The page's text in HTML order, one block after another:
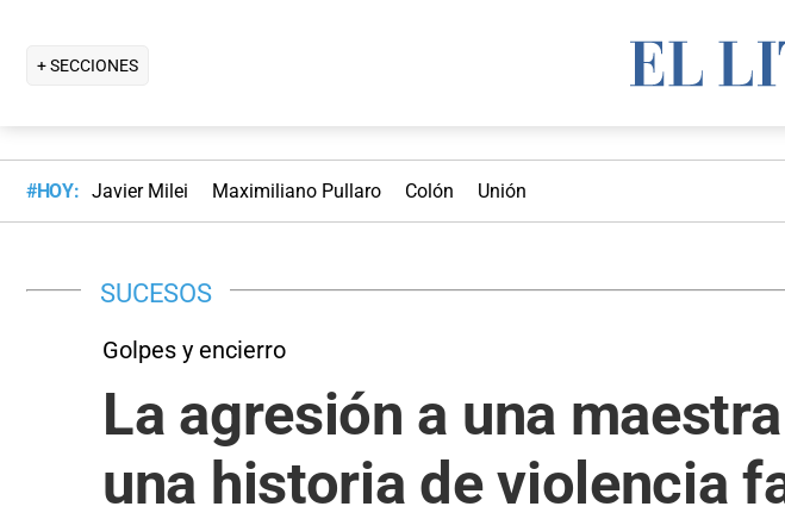
+ SECCIONES
#HOY: Javier Milei Maximiliano Pullaro Colón Unión
SUCESOS
Golpes y encierro
La agresión a una
una historia de violencia